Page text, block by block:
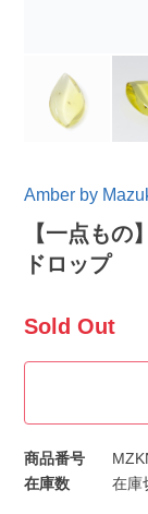
Amber by
【一点も
ドロップ
Sold Out
商品番号
在庫数
在庫